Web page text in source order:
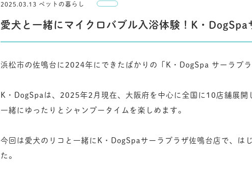
2025.03.13 ペットの暮らし
愛犬と一緒にマイクロバブル入浴体験！K・DogSpa
浜松市の佐鳴台に2024年にできたばかりの「K・DogSpa サーラプ
K・DogSpaは、2025年2月現在、大阪府を中心に全国に10店舗展開
一緒にゆったりとシャンプータイムを楽しめます。
今回は愛犬のリコと一緒にK・DogSpaサーラプラザ佐鳴台店で、は
た。